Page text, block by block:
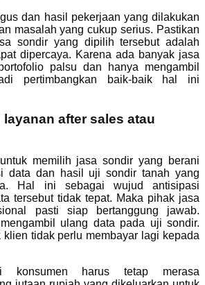
dan hasil pekerjaan yang dilakukan
masalah yang cukup serius. Pastikan
sondir yang dipilih tersebut adalah
dipercaya. Karena ada banyak jasa
palsu dan hanya mengambil
pertimbangkan baik-baik hal ini
after sales atau
memilih jasa sondir yang berani
data dan hasil uji sondir tanah yang
Hal ini sebagai wujud antisipasi
tersebut tidak tepat. Maka pihak jasa
pasti siap bertanggung jawab.
ulang data pada uji sondir.
klien tidak perlu membayar lagi kepada
konsumen harus tetap merasa